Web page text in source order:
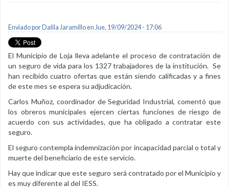
Enviado por Dalila Jaramilloen Jue, 19/09/2024 - 17:06
El Municipio de Loja lleva adelante el proceso de contratación de
un seguro de vida para los 1327 trabajadores de la institución. Se
han recibido cuatro ofertas que están siendo calificadas y a fines
de este mes se espera su adjudicación.
Carlos Muñoz, coordinador de Seguridad Industrial, comentó que
los obreros municipales ejercen ciertas funciones de riesgo de
acuerdo con sus actividades, que ha obligado a contratar este
seguro.
El seguro contempla indemnización por incapacidad parcial o total y
muerte del beneficiario de este servicio.
Hay que indicar que este seguro será contratado por el Municipio y
es muy diferente al del IESS.